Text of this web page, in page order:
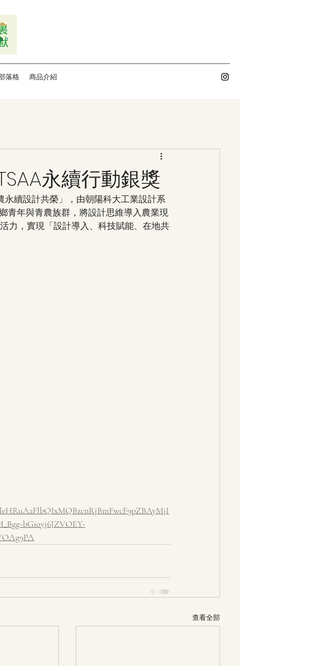
落格 商品介紹
永續行動銀獎
續設計共榮」，由朝陽科大工業設計系
青年與青農族群，將設計思維導入農業現
力，實現「設計導入、科技賦能、在地共
bGioyj6JZVOEY-
查看全部